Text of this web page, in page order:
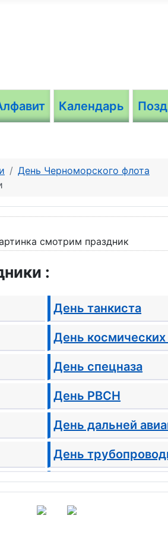
Календарь
День Черноморского флота
:
День танкиста
День космических
День спецназа
День РВСН
День дальней
День
День инженерных
Сталинградская